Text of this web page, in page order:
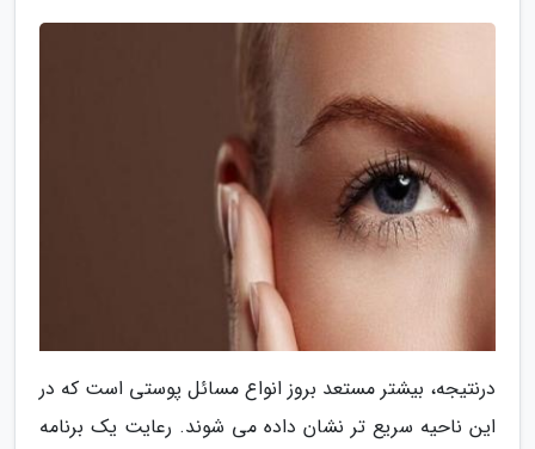
درنتیجه، بیشتر مستعد بروز انواع مسائل پوستی است که در
این ناحیه سریع تر نشان داده می شوند. رعایت یک برنامه